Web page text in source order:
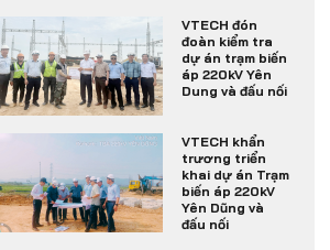
VTECH đón
đoàn kiểm tra
dự án trạm biến
áp 220kV Yên
Dung và đấu nối
VTECH khẩn
trương triển
khai dự án Trạm
biến áp 220kV
Yên Dũng và
đấu nối